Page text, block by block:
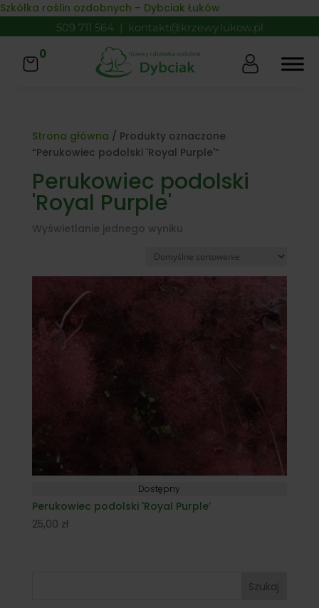
Skip to content
Szkółka roślin ozdobnych – Dybciak Łuków
509 711 564 | kontakt@krzewy.lukow.pl
0
Strona główna / Produkty oznaczone
“Perukowiec podolski 'Royal Purple'”
Perukowiec podolski
'Royal Purple'
Wyświetlanie jednego wyniku
Dostępny
Perukowiec podolski 'Royal Purple’
25,00 zł
Szukaj